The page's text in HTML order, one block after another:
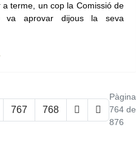
terme, un cop la Comissió de
va aprovar dijous la seva
767 768
Pàgina
764 de
876